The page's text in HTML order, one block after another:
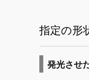
指定の形
発光させ